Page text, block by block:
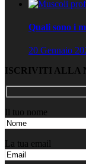
Quali sono i
20 Gennaio
ISCRIVITI ALLA
Il tuo nome
La tua email